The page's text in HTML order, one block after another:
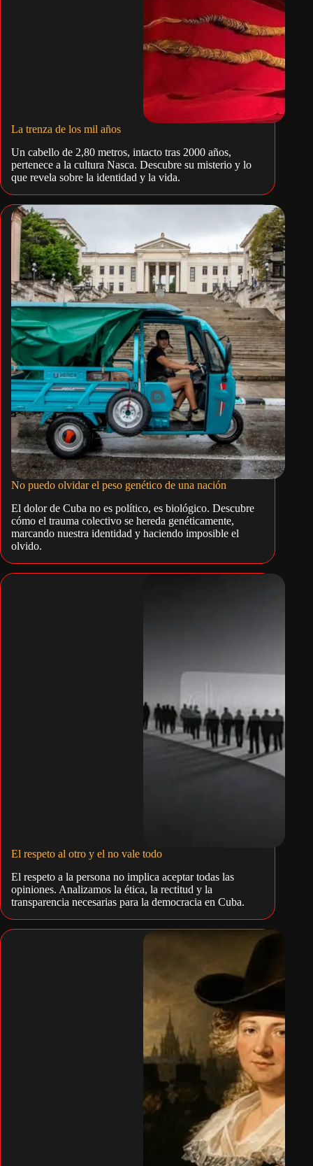
La trenza de los mil años
Un cabello de 2,80 metros, intacto tras 2000 años,
pertenece a la cultura Nasca. Descubre su misterio y lo
que revela sobre la identidad y la vida.
No puedo olvidar el peso genético de una nación
El dolor de Cuba no es político, es biológico. Descubre
cómo el trauma colectivo se hereda genéticamente,
marcando nuestra identidad y haciendo imposible el
olvido.
El respeto al otro y el no vale todo
El respeto a la persona no implica aceptar todas las
opiniones. Analizamos la ética, la rectitud y la
transparencia necesarias para la democracia en Cuba.